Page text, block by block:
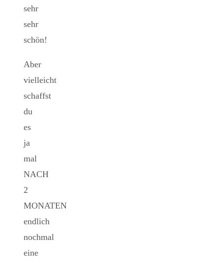
sehr
sehr
schön!
Aber
vielleicht
schaffst
du
es
ja
mal
NACH
2
MONATEN
endlich
nochmal
eine